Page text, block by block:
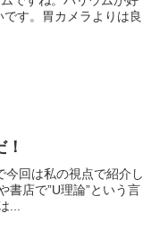
す。胃カメラよりは良
今回は私の視点で紹介し
書店で”U理論”という言
...